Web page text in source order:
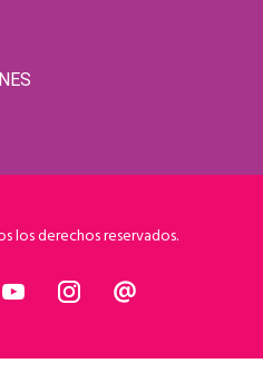
los derechos reservados.